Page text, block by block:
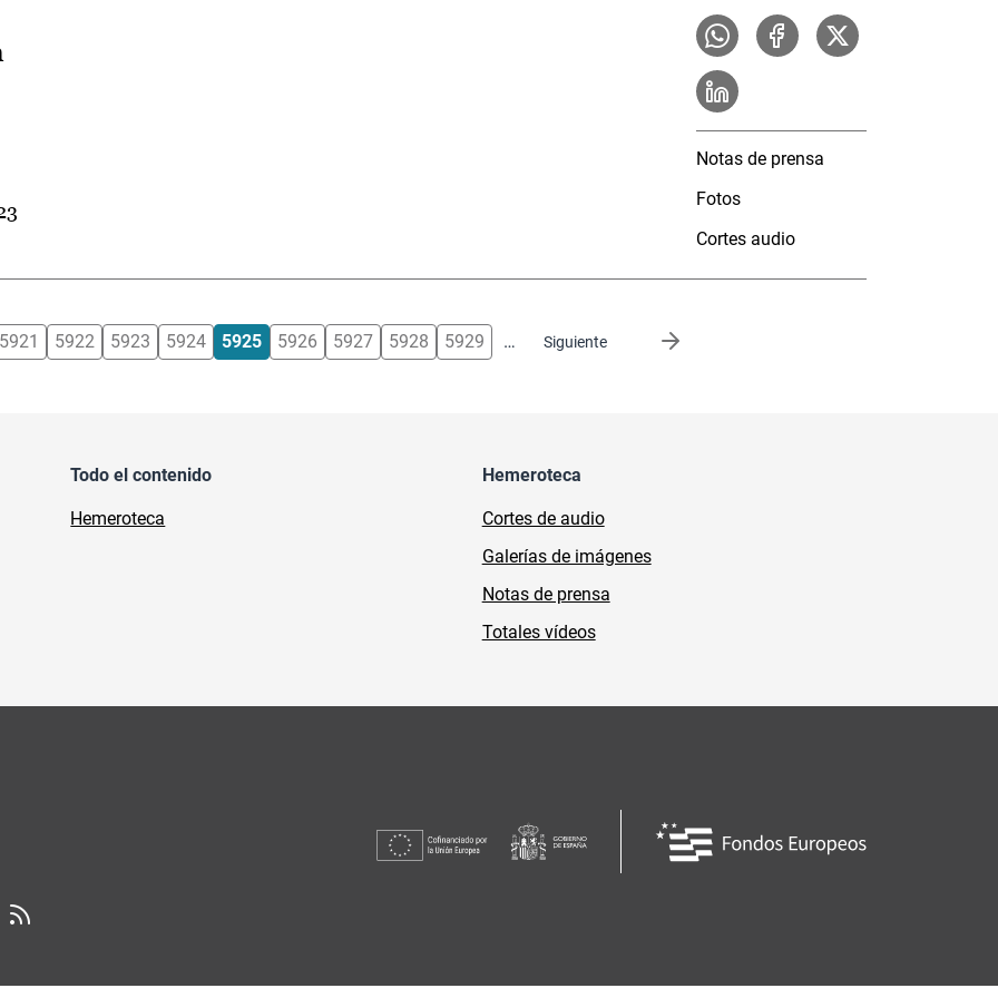
Notas de prensa
Fotos
Cortes audio
5922 5923 5924 5925 5926 5927 5928 5929 … Siguiente
Siguiente página
Todo el contenido
Hemeroteca
Hemeroteca
Cortes de audio
Galerías de imágenes
Notas de prensa
Totales vídeos